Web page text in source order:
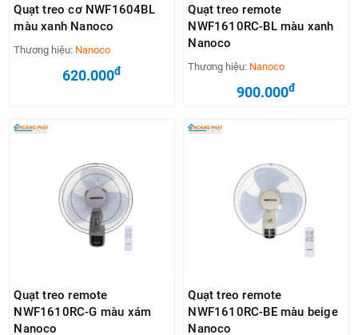
Quạt treo cơ NWF1604BL
màu xanh Nanoco
Thương hiệu: Nanoco
620.000đ
Quạt treo remote
NWF1610RC-BL màu xanh
Nanoco
Thương hiệu: Nanoco
900.000đ
Quạt treo remote
NWF1610RC-G màu xám
Nanoco
Quạt treo remote
NWF1610RC-BE màu beige
Nanoco